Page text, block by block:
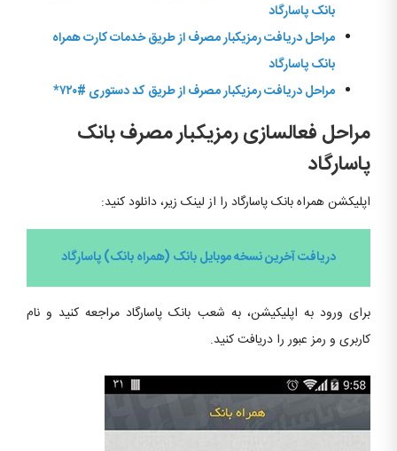
بانک پاسارگاد
مراحل دریافت رمزیکبار مصرف از طریق خدمات کارت همراه
بانک پاسارگاد
مراحل دریافت رمزیکبار مصرف از طریق کد دستوری #۷۲۰*
مراحل فعالسازی رمزیکبار مصرف بانک
پاسارگاد
اپلیکشن همراه بانک پاسارگاد را از لینک زیر، دانلود کنید:
دریافت آخرین نسخه موبایل بانک (همراه بانک) پاسارگاد
برای ورود به اپلیکیشن، به شعب بانک پاسارگاد مراجعه کنید و نام
کاربری و رمز عبور را دریافت کنید.